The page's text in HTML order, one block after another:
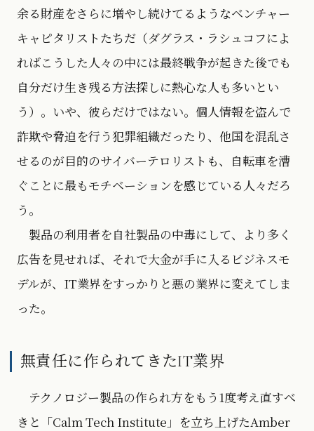
余る財産をさらに増やし続けてるようなベンチャー
キャピタリストたちだ（ダグラス・ラシュコフによ
ればこうした人々の中には最終戦争が起きた後でも
自分だけ生き残る方法探しに熱心な人も多いとい
う）。いや、彼らだけではない。個人情報を盗んで
詐欺や脅迫を行う犯罪組織だったり、他国を混乱さ
せるのが目的のサイバーテロリストも、自転車を漕
ぐことに最もモチベーションを感じている人々だろ
う。
製品の利用者を自社製品の中毒にして、より多く
広告を見せれば、それで大金が手に入るビジネスモ
デルが、IT業界をすっかりと悪の業界に変えてしま
った。
無責任に作られてきたIT業界
テクノロジー製品の作られ方をもう1度考え直すべ
きと「Calm Tech Institute」を立ち上げたAmber